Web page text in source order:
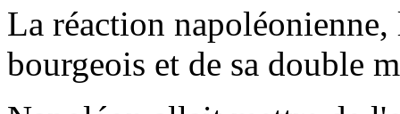
La réaction
bourgeois et de sa double